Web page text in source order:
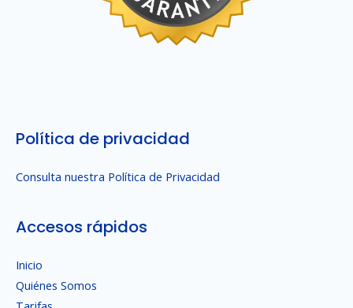
Política de privacidad
Consulta nuestra Política de Privacidad
Accesos rápidos
Inicio
Quiénes Somos